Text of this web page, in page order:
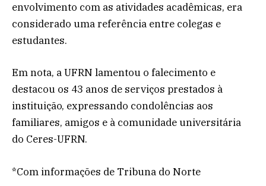
envolvimento com as atividades acadêmicas, era
considerado uma referência entre colegas e
estudantes.
Em nota, a UFRN lamentou o falecimento e
destacou os 43 anos de serviços prestados à
instituição, expressando condolências aos
familiares, amigos e à comunidade universitária
do Ceres-UFRN.
*Com informações de Tribuna do Norte